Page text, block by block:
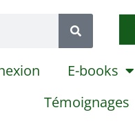
E-books
Témoignages